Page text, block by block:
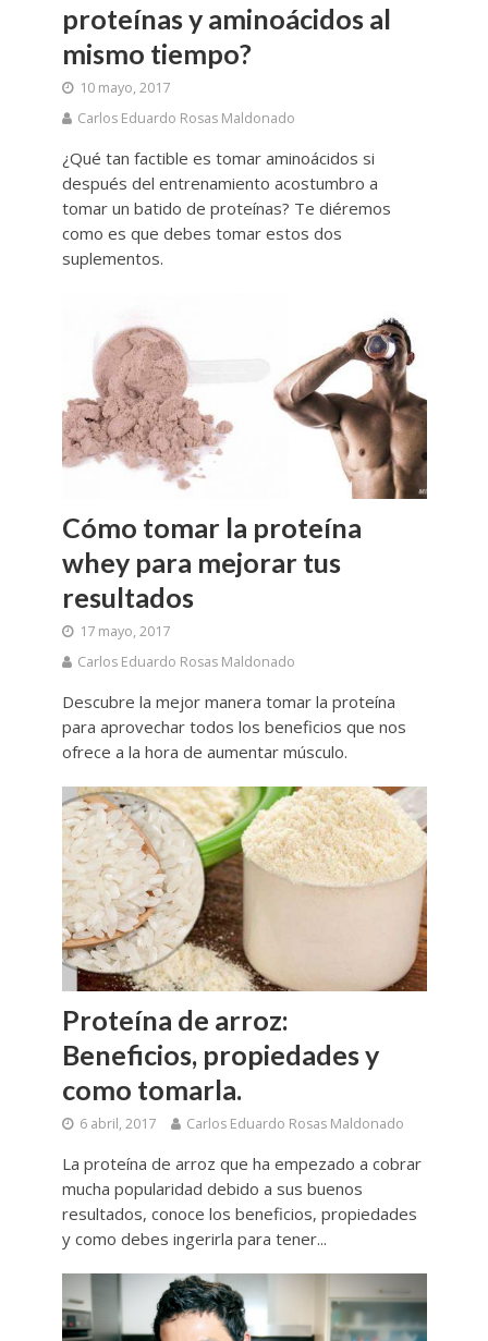
proteínas y aminoácidos al
mismo tiempo?
10 mayo, 2017
Carlos Eduardo Rosas Maldonado
¿Qué tan factible es tomar aminoácidos si
después del entrenamiento acostumbro a
tomar un batido de proteínas? Te diéremos
como es que debes tomar estos dos
suplementos.
Cómo tomar la proteína
whey para mejorar tus
resultados
17 mayo, 2017
Carlos Eduardo Rosas Maldonado
Descubre la mejor manera tomar la proteína
para aprovechar todos los beneficios que nos
ofrece a la hora de aumentar músculo.
Proteína de arroz:
Beneficios, propiedades y
como tomarla.
6 abril, 2017 Carlos Eduardo Rosas Maldonado
La proteína de arroz que ha empezado a cobrar
mucha popularidad debido a sus buenos
resultados, conoce los beneficios, propiedades
y como debes ingerirla para tener...